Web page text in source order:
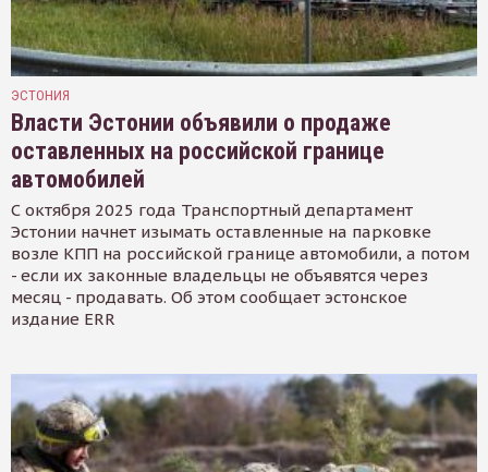
ЭСТОНИЯ
Власти Эстонии объявили о продаже
оставленных на российской границе
автомобилей
С октября 2025 года Транспортный департамент
Эстонии начнет изымать оставленные на парковке
возле КПП на российской границе автомобили, а потом
- если их законные владельцы не объявятся через
месяц - продавать. Об этом сообщает эстонское
издание ERR